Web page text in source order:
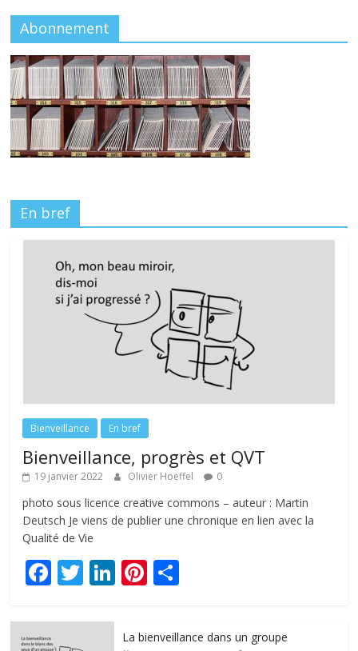
Abonnement
En bref
Bienveillance En bref
Bienveillance, progrès et QVT
19 janvier 2022 Olivier Hoeffel 0
photo sous licence creative commons – auteur : Martin
Deutsch Je viens de publier une chronique en lien avec la
Qualité de Vie
F
e
T
itt
Li Pi
La bienveillance dans un groupe